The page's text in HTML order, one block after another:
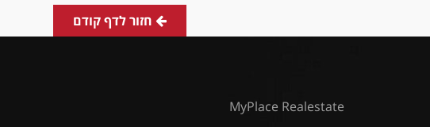
חזור לדף קודם
MyPlace Realestate